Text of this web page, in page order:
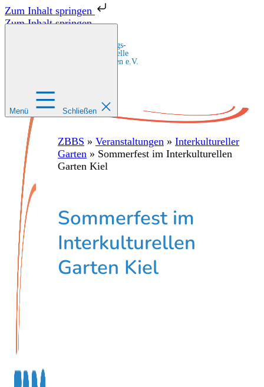
Zum Inhalt springen
Zum Inhalt springen
Zentrale Bildungs-
und Beratungsstelle
für Migrant:innen e.V.
Menü Schließen
ZBBS » Veranstaltungen » Interkultureller
Garten » Sommerfest im Interkulturellen
Garten Kiel
Sommerfest im
Interkulturellen
Garten Kiel